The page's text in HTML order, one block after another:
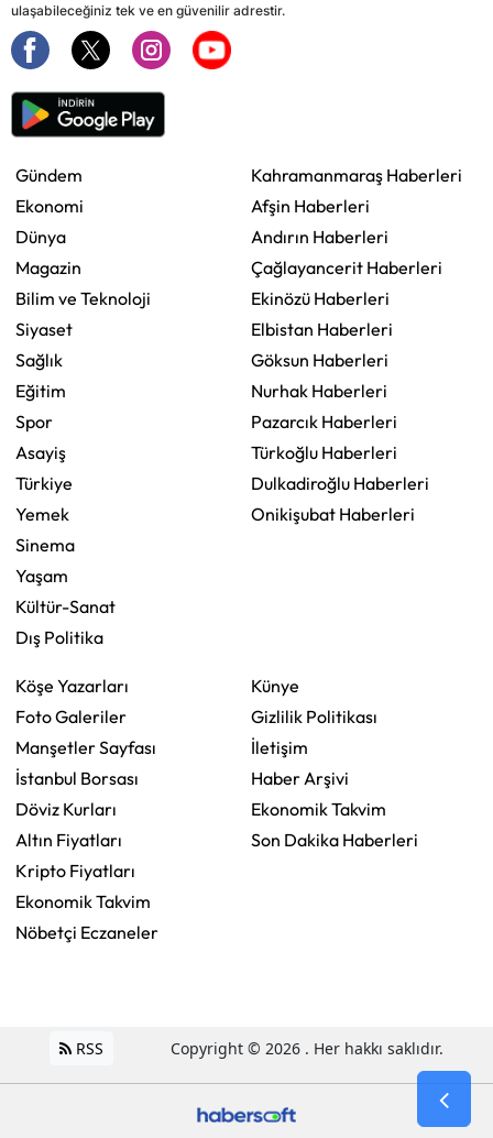
ulaşabileceğiniz tek ve en güvenilir adrestir.
Gündem
Ekonomi
Dünya
Magazin
Bilim ve Teknoloji
Siyaset
Sağlık
Eğitim
Spor
Asayiş
Türkiye
Yemek
Sinema
Yaşam
Kültür-Sanat
Dış Politika
Kahramanmaraş Haberleri
Afşin Haberleri
Andırın Haberleri
Çağlayancerit Haberleri
Ekinözü Haberleri
Elbistan Haberleri
Göksun Haberleri
Nurhak Haberleri
Pazarcık Haberleri
Türkoğlu Haberleri
Dulkadiroğlu Haberleri
Onikişubat Haberleri
Köşe Yazarları
Foto Galeriler
Manşetler Sayfası
İstanbul Borsası
Döviz Kurları
Altın Fiyatları
Kripto Fiyatları
Ekonomik Takvim
Nöbetçi Eczaneler
Künye
Gizlilik Politikası
İletişim
Haber Arşivi
Ekonomik Takvim
Son Dakika Haberleri
RSS Copyright © 2026 . Her hakkı saklıdır.